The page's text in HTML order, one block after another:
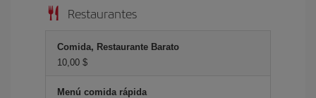
Restaurantes
Comida, Restaurante Barato
10,00 $
Menú comida rápida